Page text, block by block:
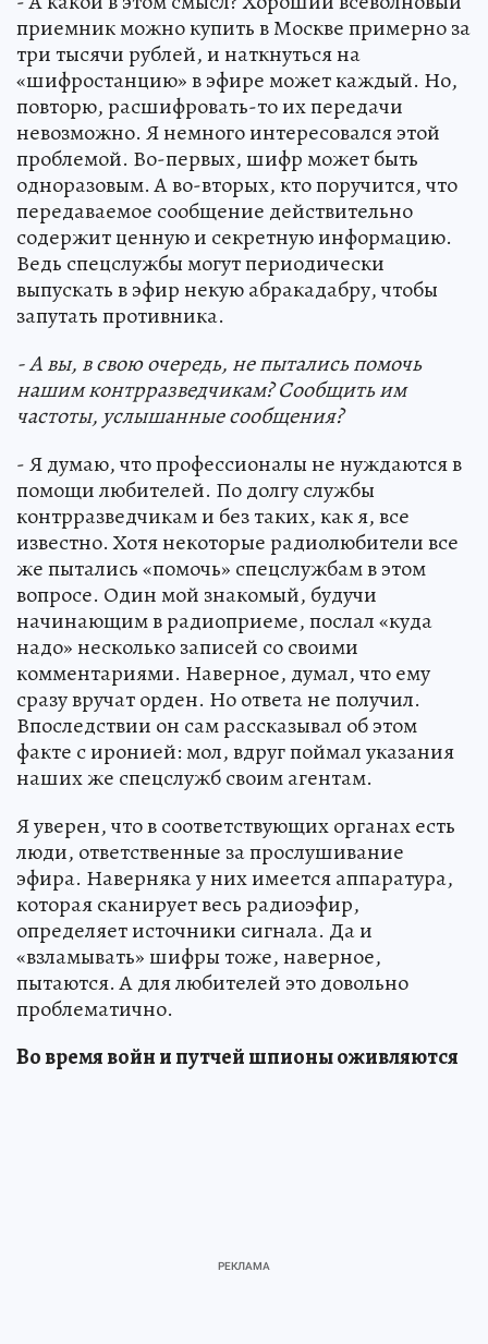
приемник можно купить в Москве примерно за
три тысячи рублей, и наткнуться на
«шифростанцию» в эфире может каждый. Но,
повторю, расшифровать-то их передачи
невозможно. Я немного интересовался этой
проблемой. Во-первых, шифр может быть
одноразовым. А во-вторых, кто поручится, что
передаваемое сообщение действительно
содержит ценную и секретную информацию.
Ведь спецслужбы могут периодически
выпускать в эфир некую абракадабру, чтобы
запутать противника.
- А вы, в свою очередь, не пытались помочь
нашим контрразведчикам? Сообщить им
частоты, услышанные сообщения?
- Я думаю, что профессионалы не нуждаются в
помощи любителей. По долгу службы
контрразведчикам и без таких, как я, все
известно. Хотя некоторые радиолюбители все
же пытались «помочь» спецслужбам в этом
вопросе. Один мой знакомый, будучи
начинающим в радиоприеме, послал «куда
надо» несколько записей со своими
комментариями. Наверное, думал, что ему
сразу вручат орден. Но ответа не получил.
Впоследствии он сам рассказывал об этом
факте с иронией: мол, вдруг поймал указания
наших же спецслужб своим агентам.
Я уверен, что в соответствующих органах есть
люди, ответственные за прослушивание
эфира. Наверняка у них имеется аппаратура,
которая сканирует весь радиоэфир,
определяет источники сигнала. Да и
«взламывать» шифры тоже, наверное,
пытаются. А для любителей это довольно
проблематично.
Во время войн и путчей шпионы оживляются